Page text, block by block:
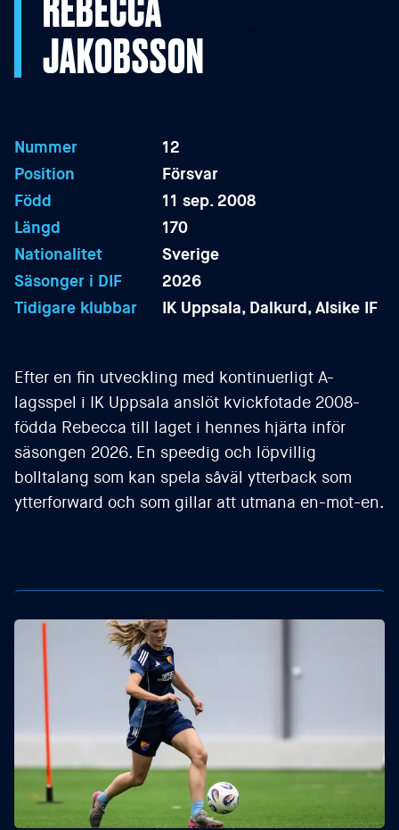
JAKOBSSON
Nummer
12
Position
Försvar
Född
11 sep. 2008
Längd
170
Nationalitet
Sverige
Säsonger i DIF
2026
Tidigare klubbar
IK Uppsala, Dalkurd, Alsike IF
Efter en fin utveckling med kontinuerligt A-
lagsspel i IK Uppsala anslöt kvickfotade 2008-
födda Rebecca till laget i hennes hjärta inför
säsongen 2026. En speedig och löpvillig
bolltalang som kan spela såväl ytterback som
ytterforward och som gillar att utmana en-mot-en.